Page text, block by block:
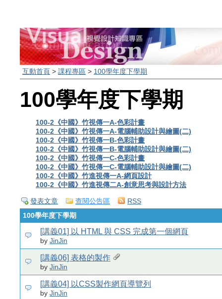
互動首頁 > 課程專區 > 100學年度下學期
100學年度下學期
100-2《中國》竹視傳一A-色彩計畫
100-2《中國》竹視傳一A-電腦輔助設計與繪圖(二)
100-2《中國》竹視傳一B-色彩計畫
100-2《中國》竹視傳一B-電腦輔助設計與繪圖(二)
100-2《中國》竹視傳一C-色彩計畫
100-2《中國》竹視傳一C-電腦輔助設計與繪圖(二)
100-2《中國》竹進視傳一A-網頁設計
100-2《中國》竹進視傳二A-創意思考與設計方法
發表文章 查閱公告區
RSS
100學年度下學期
[講義01] 以 HTML 與 CSS 完成第一個網頁
by JinJin
[講義06] 表格的製作
by JinJin
[講義04] 以CSS製作網頁導覽列
by JinJin